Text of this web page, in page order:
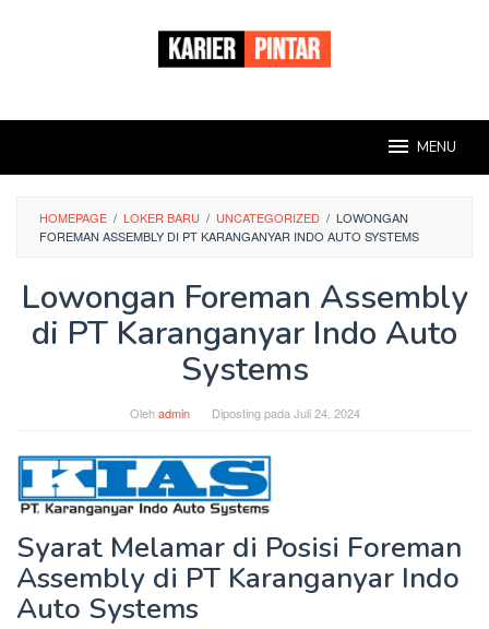
MENU
HOMEPAGE / LOKER BARU / UNCATEGORIZED / LOWONGAN
FOREMAN ASSEMBLY DI PT KARANGANYAR INDO AUTO SYSTEMS
Lowongan Foreman Assembly
di PT Karanganyar Indo Auto
Systems
Olehadmin Diposting pada Juli 24, 2024
Syarat Melamar di Posisi Foreman
Assembly di PT Karanganyar Indo
Auto Systems